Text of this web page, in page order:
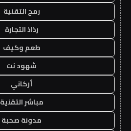
رمح التقنية
رذاذ التجارة
طعم وكيف
شهود نت
أركاني
مباشر التقنية
مدونة صحبة